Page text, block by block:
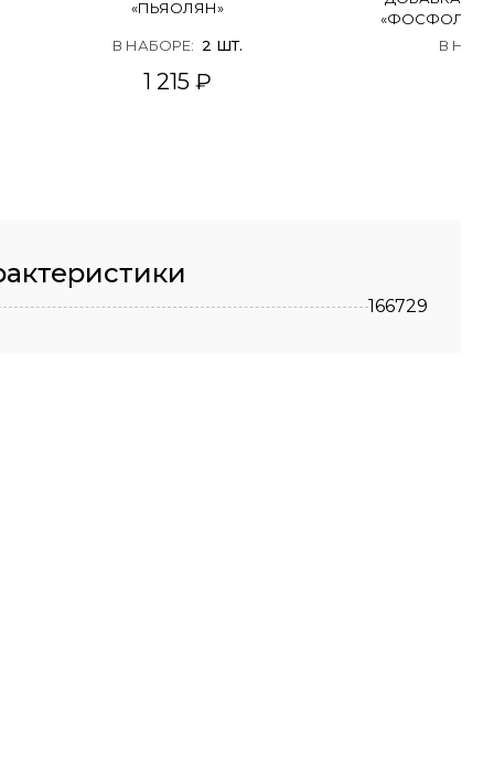
«ПЬЯОЛЯН»
В НАБОРЕ: 2 ШТ.
1 215 ₽
В
166729